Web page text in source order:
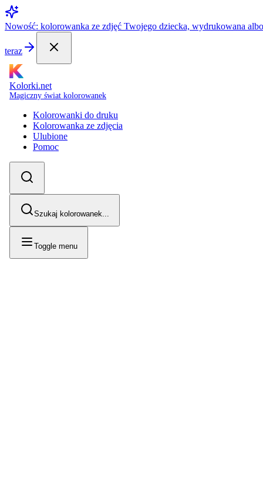
Nowość: kolorowanka ze zdjęć Twojego dziecka, wydrukowana
teraz
Kolorki.net
Magiczny świat kolorowanek
Kolorowanki do druku
Kolorowanka ze zdjęcia
Ulubione
Pomoc
Szukaj kolorowanek...
Toggle menu